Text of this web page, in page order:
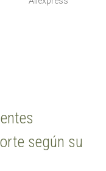
según su